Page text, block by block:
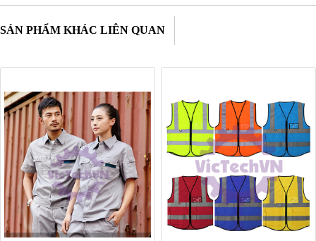
SẢN PHẨM KHÁC LIÊN QUAN